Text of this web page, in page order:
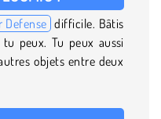
Defense difficile. Bâtis
peux. Tu peux aussi
objets entre deux